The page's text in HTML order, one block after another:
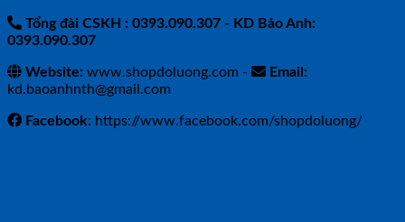
Tổng đài CSKH : 0393.090.307 - KD Bảo Anh:
0393.090.307
Website: www.shopdoluong.com -
Email:
kd.baoanhnth@gmail.com
Facebook: https://www.facebook.com/shopdoluong/